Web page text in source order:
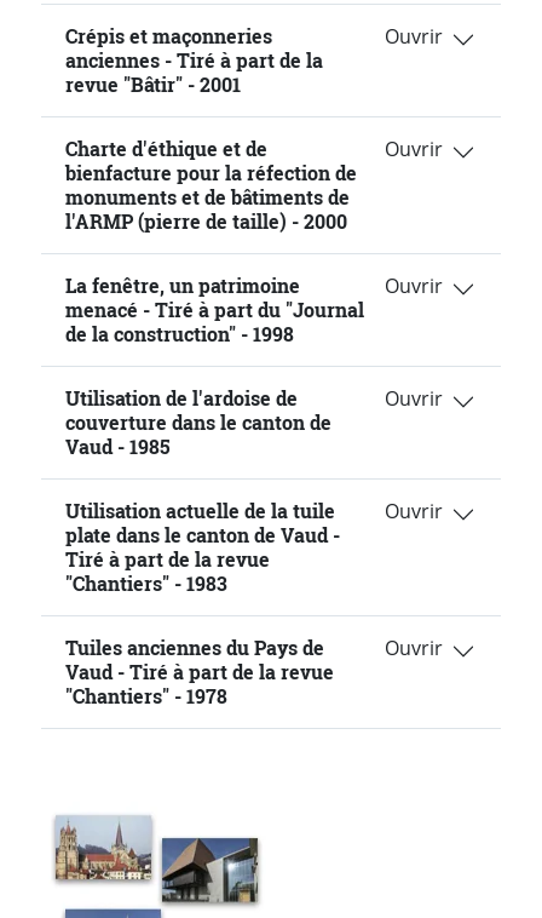
Crépis et maçonneries
anciennes - Tiré à part de la
revue "Bâtir" - 2001
Charte d'éthique et de
bienfacture pour la réfection de
monuments et de bâtiments de
l'ARMP (pierre de taille) - 2000
La fenêtre, un patrimoine
menacé - Tiré à part du "Journal
de la construction" - 1998
Utilisation de l'ardoise de
couverture dans le canton de
Vaud - 1985
Utilisation actuelle de la tuile
plate dans le canton de Vaud -
Tiré à part de la revue
"Chantiers" - 1983
Tuiles anciennes du Pays de
Vaud - Tiré à part de la revue
"Chantiers" - 1978